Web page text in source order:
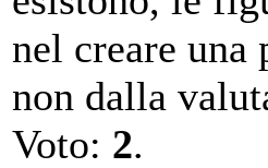
nel creare una
non dalla
Voto: 2.